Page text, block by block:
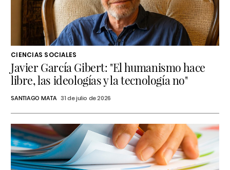
CIENCIAS SOCIALES
Javier García Gibert: "El humanismo hace
libre, las ideologías y la tecnología no"
SANTIAGO MATA 31 de julio de 2026